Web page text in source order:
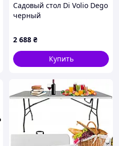
Садовый стол Di Volio Dego
черный
2 688 ₴
Купить